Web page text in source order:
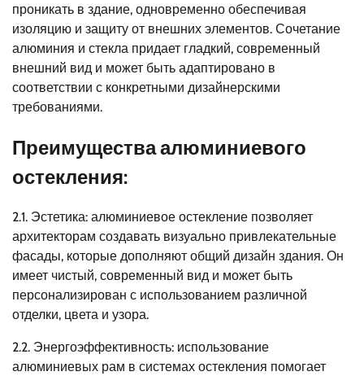
проникать в здание, одновременно обеспечивая
изоляцию и защиту от внешних элементов. Сочетание
алюминия и стекла придает гладкий, современный
внешний вид и может быть адаптировано в
соответствии с конкретными дизайнерскими
требованиями.
Преимущества алюминиевого
остекления:
2.1. Эстетика: алюминиевое остекление позволяет
архитекторам создавать визуально привлекательные
фасады, которые дополняют общий дизайн здания. Он
имеет чистый, современный вид и может быть
персонализирован с использованием различной
отделки, цвета и узора.
2.2. Энергоэффективность: использование
алюминиевых рам в системах остекления помогает